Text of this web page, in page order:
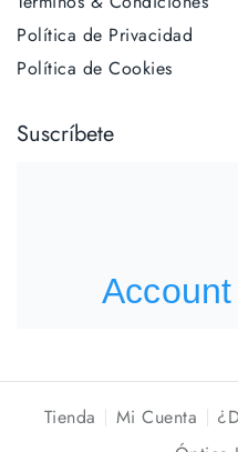
Política de Privacidad
Política de Cookies
Suscríbete
Tienda Mi Cuenta